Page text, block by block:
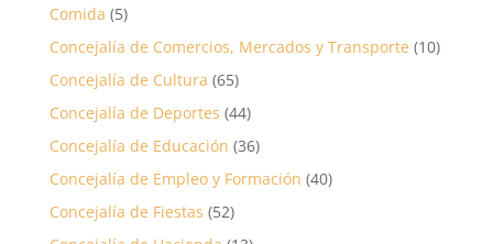
Comida (5)
Concejalía de Comercios, Mercados y Transporte (10)
Concejalía de Cultura (65)
Concejalía de Deportes (44)
Concejalía de Educación (36)
Concejalía de Empleo y Formación (40)
Concejalía de Fiestas (52)